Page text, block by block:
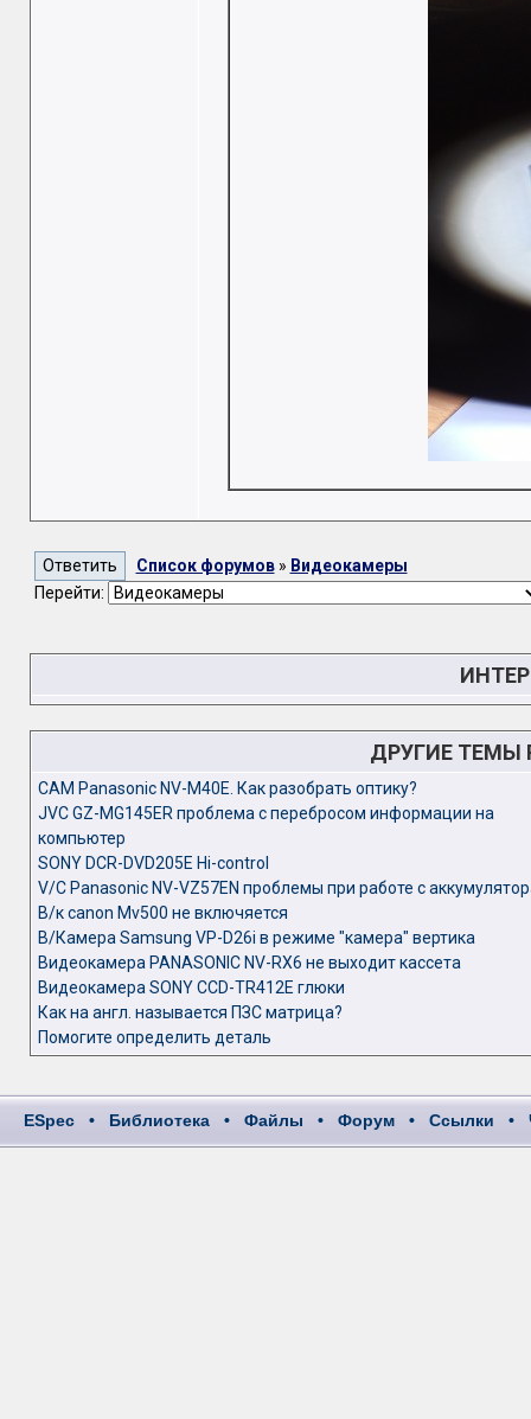
Список форумов» Видеокамеры
Перейти:
ДРУГИЕ ТЕМЫ
CAM Panasonic NV-M40E. Как разобрать оптику?
JVC GZ-MG145ER проблема с перебросом информации на
компьютер
SONY DCR-DVD205E Hi-control
V/C Panasonic NV-VZ57EN проблемы при работе с
В/к canon Mv500 не включяется
В/Камера Samsung VP-D26i в режиме "камера" вертика
Видеокамера PANASONIC NV-RX6 не выходит кассета
Видеокамера SONY CCD-TR412E глюки
Как на англ. называется ПЗС матрица?
Помогите определить деталь
ESpec • Библиотека • Файлы • Форум • Ссылки •